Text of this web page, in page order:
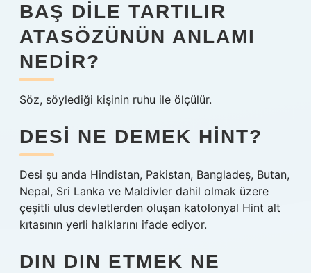
BAŞ DILE TARTILIR
ATASÖZÜNÜN ANLAMI
NEDIR?
Söz, söylediği kişinin ruhu ile ölçülür.
DESI NE DEMEK HINT?
Desi şu anda Hindistan, Pakistan, Bangladeş, Butan,
Nepal, Sri Lanka ve Maldivler dahil olmak üzere
çeşitli ulus devletlerden oluşan katolonyal Hint alt
kıtasının yerli halklarını ifade ediyor.
DIN DIN ETMEK NE